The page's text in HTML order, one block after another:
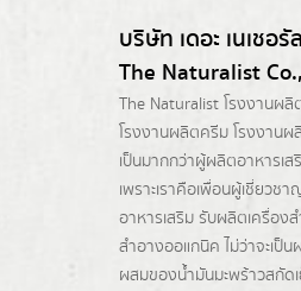
บริษัท เดอะ เนเชอ
The Naturalist
The Naturalist โรงงานผลิ
โรงงานผลิตครีมโรงงานผ
เป็นมากกว่าผู้ผลิตอาหารเส
เพราะเราคือเพื่อนผู้เชี่ยวช
อาหารเสริม รับผลิตเครื่อง
สำอางออแกนิค ไม่ว่าจะเ
ผสมของน้ำมันมะพร้าวสกัดเ